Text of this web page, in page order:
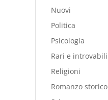
Nuovi
Politica
Psicologia
Rari e introvabili
Religioni
Romanzo storico